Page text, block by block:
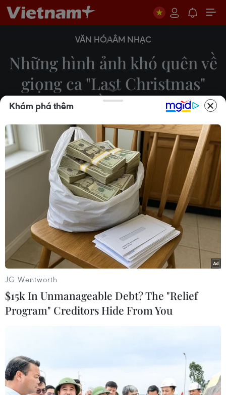
VĂN HÓAÂM NHẠC
Những hình ảnh khó quên về
giọng ca "Last Christmas"
huyền thoại
26/12/2016 01:04
George Michael đã vĩnh viễn ra đi chỉ một ngày
sau lễ Giáng Sinh, thời điểm mà ca khúc đình đám
một thời "Last Christmas" của ông được vang lên
trên khắp thế giới.
Khám phá thêm
JG Wentworth
$15k In Unmanageable Debt? The "Relief
Program" Creditors Hide From You